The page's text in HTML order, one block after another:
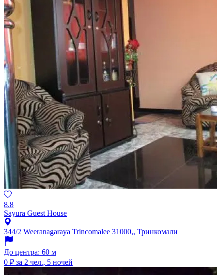
8.8
Sayura Guest House
344/2 Weeranagaraya Trincomalee 31000,, Тринкомали
До центра: 60 м
0 ₽ за 2 чел., 5 ночей